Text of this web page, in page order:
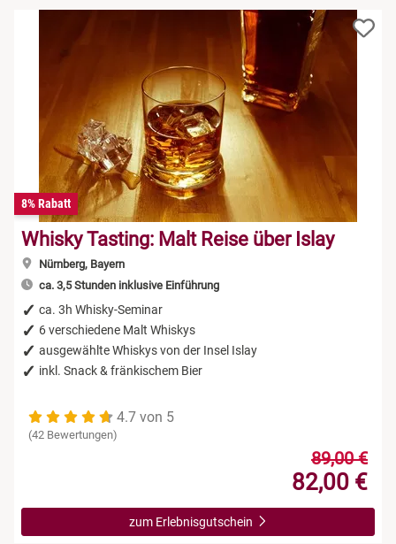
8% Rabatt
Whisky Tasting: Malt Reise über Islay
Nürnberg, Bayern
ca. 3,5 Stunden inklusive Einführung
ca. 3h Whisky-Seminar
6 verschiedene Malt Whiskys
ausgewählte Whiskys von der Insel Islay
inkl. Snack & fränkischem Bier
4.7 von 5
(42 Bewertungen)
89,00 €
82,00 €
zum Erlebnisgutschein